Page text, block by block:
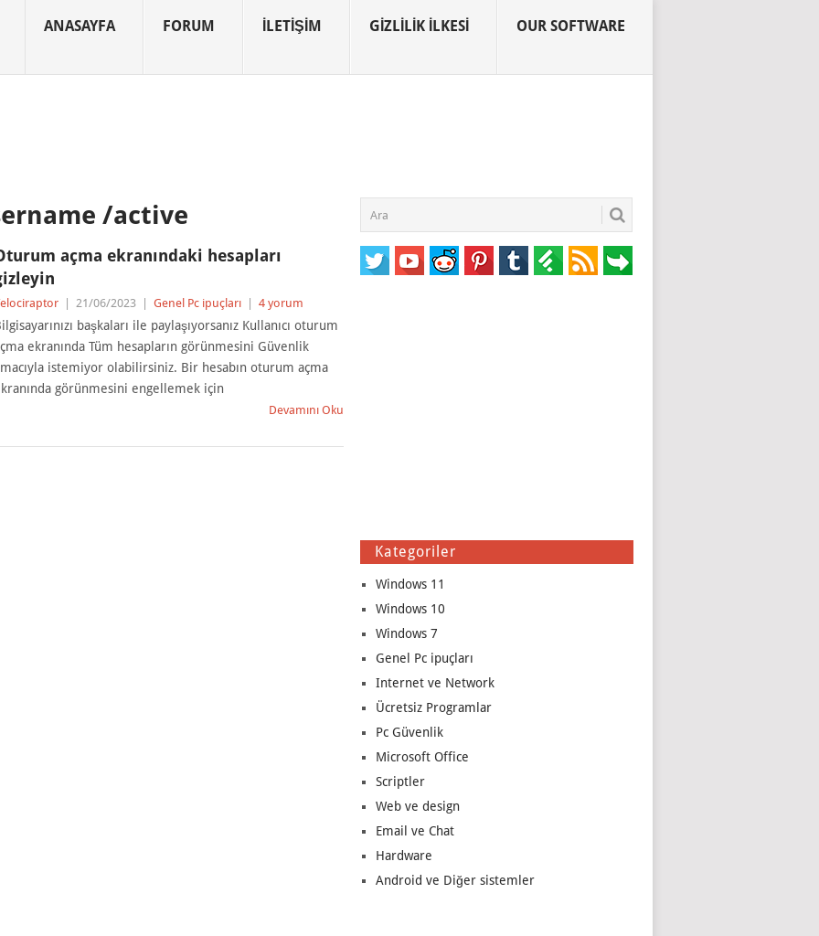
ANASAYFA FORUM İLETIŞIM GIZLILIK İLKESI OUR SOFTWARE
/active
açma ekranındaki hesapları
21/06/2023 Genel Pc ipuçları 4 yorum
başkaları ile paylaşıyorsanız Kullanıcı oturum
ekranında Tüm hesapların görünmesini Güvenlik
istemiyor olabilirsiniz. Bir hesabın oturum açma
görünmesini engellemek için
Devamını Oku
Kategoriler
Windows 11
Windows 10
Windows 7
Genel Pc ipuçları
Internet ve Network
Ücretsiz Programlar
Pc Güvenlik
Microsoft Office
Scriptler
Web ve design
Email ve Chat
Hardware
Android ve Diğer sistemler